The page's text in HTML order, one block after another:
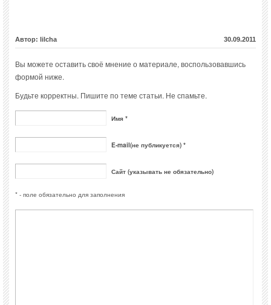
Автор: lilcha 30.09.2011
Вы можете оставить своё мнение о материале, воспользовавшись
формой ниже.
Будьте корректны. Пишите по теме статьи. Не спамьте.
Имя *
E-mail(не публикуется) *
Сайт (указывать не обязательно)
* - поле обязательно для заполнения